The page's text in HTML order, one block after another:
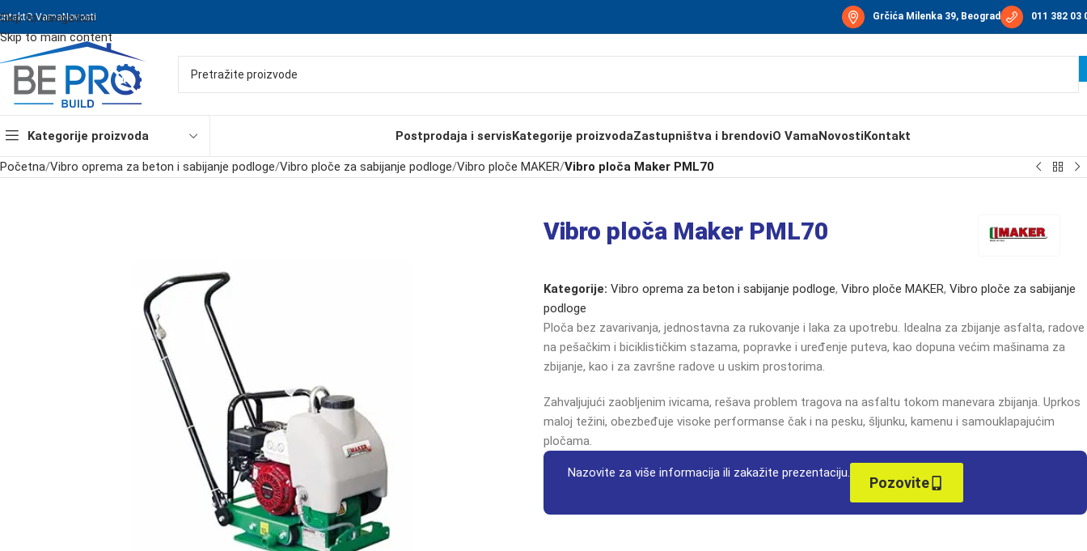
Skip to navigation
Skip to main content
O VamaNovosti Grčića Milenka 39, Beograd 011 382 03
Kategorije proizvoda Postprodaja i servisKategorije proizvodaZastupništva i brendoviO VamaNovostiKontakt
Početna/Vibro oprema za beton i sabijanje podloge/Vibro ploče za sabijanje podloge/Vibro ploče MAKER/Vibro ploča Maker PML70
Vibro ploča Maker PML70
Kategorije: Vibro oprema za beton i sabijanje podloge, Vibro ploče MAKER, Vibro ploče za sabijanje
podloge
Ploča bez zavarivanja, jednostavna za rukovanje i laka za upotrebu. Idealna za zbijanje asfalta, radove
na pešačkim i biciklističkim stazama, popravke i uređenje puteva, kao dopuna većim mašinama za
zbijanje, kao i za završne radove u uskim prostorima.
Zahvaljujući zaobljenim ivicama, rešava problem tragova na asfaltu tokom manevara zbijanja. Uprkos
maloj težini, obezbeđuje visoke performanse čak i na pesku, šljunku, kamenu i samouklapajućim
pločama.
Nazovite za više informacija ili zakažite prezentaciju.
Pozovite